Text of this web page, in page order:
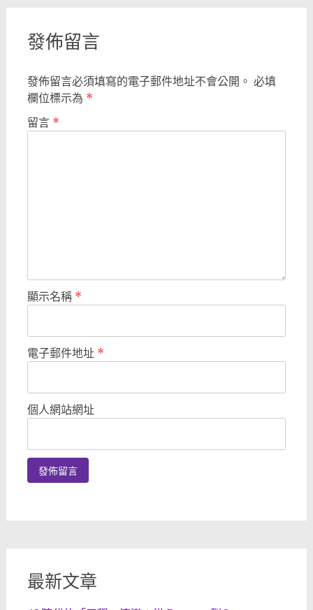
發佈留言
發佈留言必須填寫的電子郵件地址不會公開。 必填
欄位標示為 *
留言 *
顯示名稱 *
電子郵件地址 *
個人網站網址
最新文章